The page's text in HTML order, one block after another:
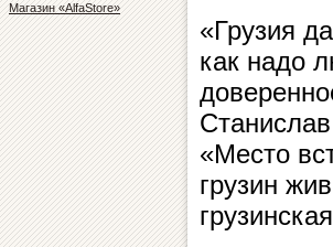
Магазин «AlfaStore»
«Грузия
как надо
«Место
грузин